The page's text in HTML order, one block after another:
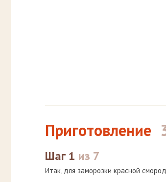
Приготовление
Шаг 1 из 7
Итак, для заморозки красной